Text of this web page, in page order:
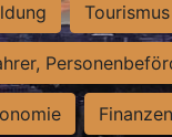
Tourismus